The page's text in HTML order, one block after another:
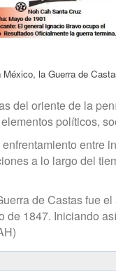
la Guerra de
del oriente de la
políticos,
entre
a lo largo del
de Castas fue
de 1847. Iniciando